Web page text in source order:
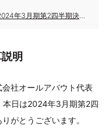
オールアバウト（2454） 2024年3月期第2四半期決算説明
明
会社オールアバウト代表
本日は2024年3月期第2四
がとうございます。